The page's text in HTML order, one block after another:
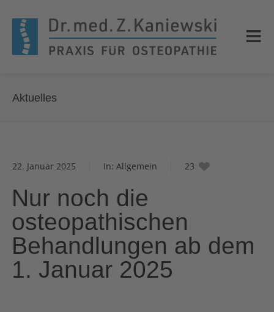
Aktuelles
22. Januar 2025 In: Allgemein 23
Nur noch die
osteopathischen
Behandlungen ab dem
1. Januar 2025